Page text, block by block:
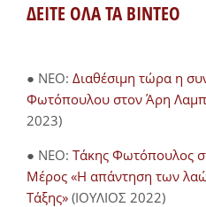
ΔΕΙΤΕ ΟΛΑ ΤΑ ΒΙΝΤΕΟ
● NEO: Διαθέσιμη τώρα η
Φωτόπουλου στον Άρη
2023)
● NEO: Τάκης Φωτόπουλος
Μέρος «Η απάντηση των
Τάξης» (ΙΟΥΛΙΟΣ 2022)